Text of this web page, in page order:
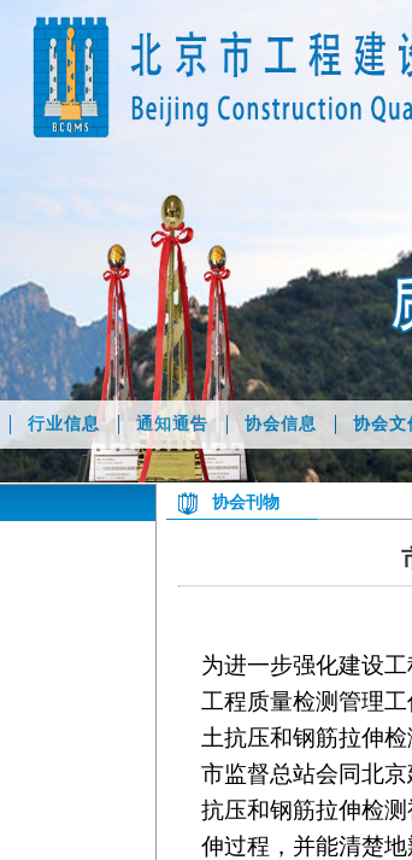
行业信息 通知通告 协会信息 协会文
协会刊物
为进一步强化建设
工程质量检测管理
土抗压和钢筋拉伸
市监督总站会同北
抗压和钢筋拉伸检
伸过程，并能清楚